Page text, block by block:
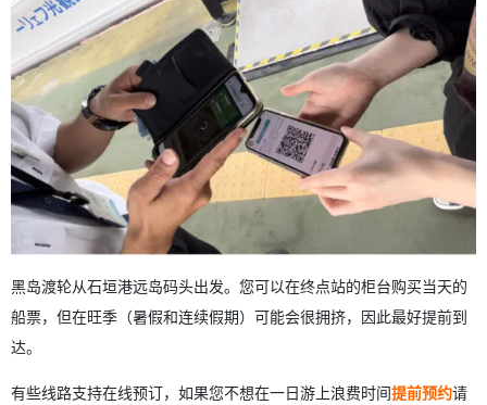
黑岛渡轮从石垣港远岛码头出发。您可以在终点站的柜台购买当天的
船票，但在旺季（暑假和连续假期）可能会很拥挤，因此最好提前到
达。
有些线路支持在线预订，如果您不想在一日游上浪费时间提前预约请